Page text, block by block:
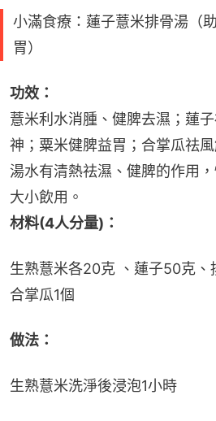
小滿食療：蓮子薏米排骨湯（
胃）
功效：
薏米利水消腫、健脾去濕；蓮
神；粟米健脾益胃；合掌瓜祛
湯水有清熱祛濕、健脾的作用
大小飲用。
材料(4人分量)：
生熟薏米各20克 、蓮子50克、
合掌瓜1個
做法：
生熟薏米洗淨後浸泡1小時